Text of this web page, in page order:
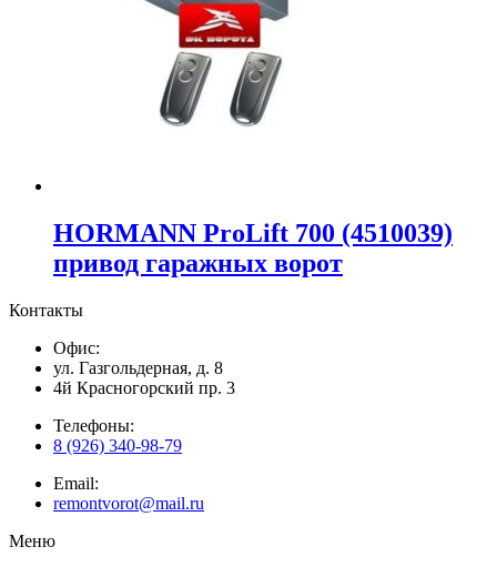
HORMANN ProLift 700 (4510039)
привод гаражных ворот
Контакты
Офис:
ул. Газгольдерная, д. 8
4й Красногорский пр. 3
Телефоны:
8 (926) 340-98-79
Email:
remontvorot@mail.ru
Меню